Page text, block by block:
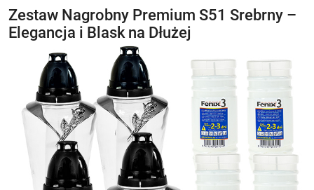
Zestaw Nagrobny Premium S51 Srebrny –
Elegancja i Blask na Dłużej